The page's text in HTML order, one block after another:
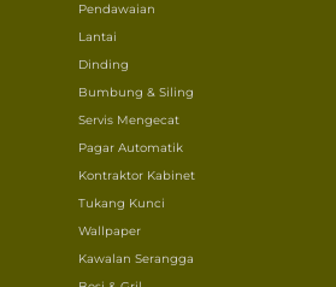
Pendawaian
Lantai
Dinding
Bumbung & Siling
Servis Mengecat
Pagar Automatik
Kontraktor Kabinet
Tukang Kunci
Wallpaper
Kawalan Serangga